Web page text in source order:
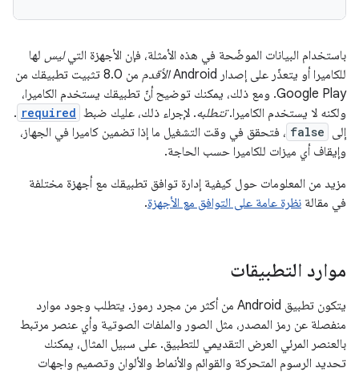
باستخدام البيانات الموضّحة في هذه الأمثلة، فإن الأجهزة التيليس لها
للكاميرا أو يتعذّر على إصدار Android
الأقدم
من 8.0 تثبيت تطبيقك من
Google Play. ومع ذلك، يمكنك توضيح أنّ تطبيقك يستخدم الكاميرا،
ولكنه لا يستخدم الكاميرا.تتطلبه. لإجراء ذلك، عليك ضبط required
.
إلى false ، فتحقق في وقت التشغيل ما إذا تضمين كاميرا في الجهاز،
وإيقاف أي ميزات للكاميرا حسب الحاجة.
مزيد من المعلومات حول كيفية إدارة توافق تطبيقك مع أجهزة مختلفة
في مقالة نظرة عامة على التوافق مع الأجهزة.
موارد التطبيقات
يتكون تطبيق Android من أكثر من مجرد رموز. يتطلب وجود موارد
منفصلة عن رمز المصدر، مثل الصور والملفات الصوتية وأي عنصر مرتبط
بالعنصر المرئي العرض التقديمي للتطبيق. على سبيل المثال، يمكنك
تحديد الرسوم المتحركة والقوائم والأنماط والألوان وتصميم واجهات